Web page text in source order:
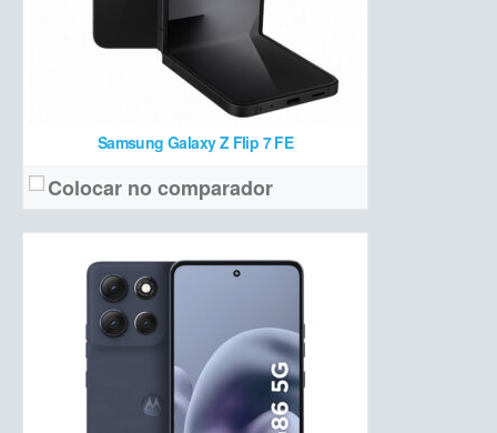
Samsung Galaxy Z Flip 7 FE
Colocar no comparador
AMOLED 6,83 polegadas, 1,5K com 120 Hz e HDR10+
Câmera:50 MP + 8 MP ultrawide + 20 MP frontal
Hardware:
Snapdragon 8s Gen 4 (12 GB de RAM + 256/512 GB de armazenamento)
Bateria:
6.500 mAh
Preço de lançamento:
a partir de R$ 2.499 (12/256 GB)